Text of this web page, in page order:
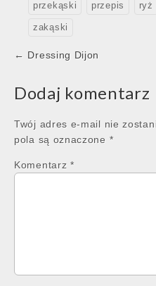
przekąski przepis ryż
zakąski
Post
← Dressing Dijon
Dodaj komentarz
Twój adres e-mail nie
pola są oznaczone *
Komentarz *